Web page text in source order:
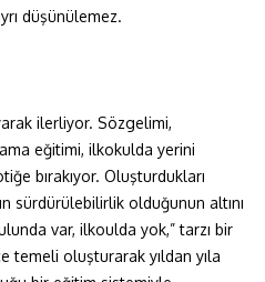
düşünülemez.
ilerliyor. Sözgelimi,
eğitimi, ilkokulda yerini
bırakıyor. Oluşturdukları
sürdürülebilirlik olduğunun altını
var, ilkoulda yok,” tarzı bir
temeli oluşturarak yıldan yıla